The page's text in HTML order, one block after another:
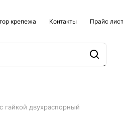
крепежа Контакты Прайс лист
гайкой двухраспорный